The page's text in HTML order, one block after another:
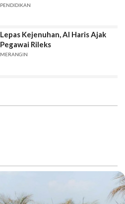
PENDIDIKAN
Lepas Kejenuhan, Al Haris Ajak
Pegawai Rileks
MERANGIN